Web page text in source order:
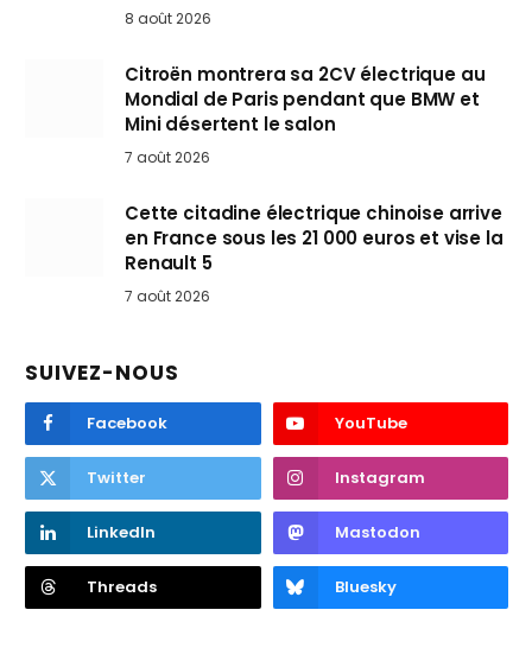
8 août 2026
Citroën montrera sa 2CV électrique au
Mondial de Paris pendant que BMW et
Mini désertent le salon
7 août 2026
Cette citadine électrique chinoise arrive
en France sous les 21 000 euros et vise la
Renault 5
7 août 2026
SUIVEZ-NOUS
Facebook YouTube
Twitter Instagram
LinkedIn Mastodon
Threads Bluesky